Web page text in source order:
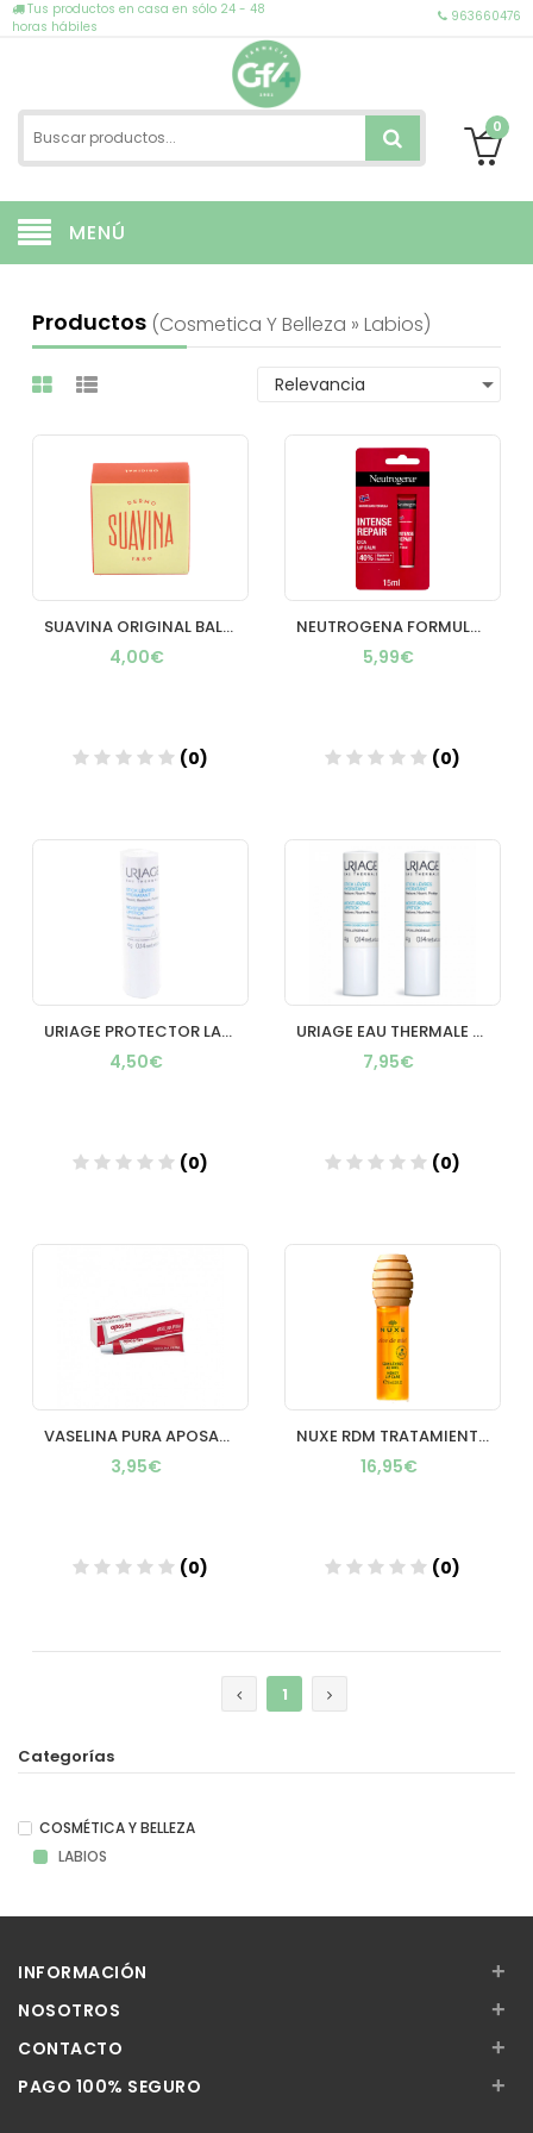
Tus productos en casa en sólo 24 - 48
horas hábiles
963660476
0
MENÚ
Productos (cosmetica Y Belleza » Labios)
SUAVINA ORIGINAL BALSAMO LABIAL 1 ENVASE 10 ML
4,00€
(0)
NEUTROGENA FORMULA NORUEGA BALSAMO LABIOS Y NARIZ REPARACION INMEDIATA 1 ENVASE 15 ML
5,99€
(0)
Añadir
URIAGE PROTECTOR LABIAL 1 ENVASE 45 G
4,50€
(0)
URIAGE EAU THERMALE DUPLO LABIOS 4G X 2
7,95€
(0)
Añadir
VASELINA PURA APOSAN 1 TUBO 60 G
3,95€
(0)
NUXE RDM TRATAMIENTO LABIAL CON MIEL 10ML
16,95€
(0)
1
Categorías
COSMÉTICA Y BELLEZA
LABIOS
INFORMACIÓN +
NOSOTROS +
CONTACTO +
PAGO 100% SEGURO +